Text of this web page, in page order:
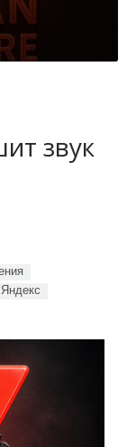
звук
Яндекс